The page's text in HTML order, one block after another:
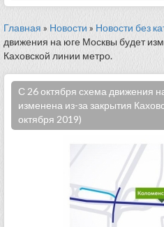
Главная » Новости » Новости без
движения на юге Москвы будет
Каховской линии метро.
С 26 октября схема движения
изменена из-за закрытия
октября 2019)